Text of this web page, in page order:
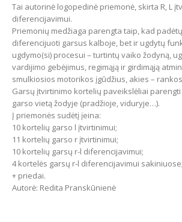
Tai autorinė logopedinė priemonė, skirta R, L
diferencijavimui.
Priemonių medžiaga parengta taip, kad
diferencijuoti garsus kalboje, bet ir ugdytų
ugdymo(si) procesui – turtintų vaiko žodyną,
vardijimo gebėjimus, regimąją ir girdimąją
smulkiosios motorikos įgūdžius, akies –
Garsų įtvirtinimo kortelių paveikslėliai
garso vietą žodyje (pradžioje, viduryje…).
Į priemonės sudėtį įeina:
10 kortelių garso l įtvirtinimui;
11 kortelių garso r įtvirtinimui;
10 kortelių garsų r-l diferencijavimui;
4 kortelės garsų r-l diferencijavimui sakiniuose;
+ priedai.
Autorė: Redita Pranskūnienė